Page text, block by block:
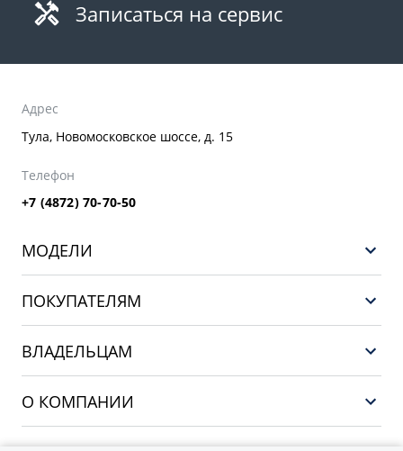
Записаться на сервис
Адрес
Тула, Новомосковское шоссе, д. 15
Телефон
+7 (4872) 70-70-50
МОДЕЛИ
EX5
PREFACE
CITYRAY
ATLAS
ПОКУПАТЕЛЯМ
ВЛАДЕЛЬЦАМ
О КОМПАНИИ